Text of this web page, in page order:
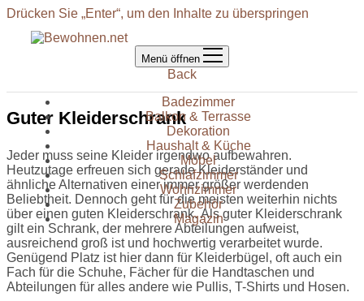
Drücken Sie „Enter“, um den Inhalte zu überspringen
Menü öffnen
Back
Badezimmer
Balkon & Terrasse
Dekoration
Haushalt & Küche
Möbel
Schlafzimmer
Wohnzimmer
Zubehör
Magazin
Guter Kleiderschrank
Jeder muss seine Kleider irgendwo aufbewahren.
Heutzutage erfreuen sich gerade Kleiderständer und
ähnliche Alternativen einer immer größer werdenden
Beliebtheit. Dennoch geht für die meisten weiterhin nichts
über einen guten Kleiderschrank. Als guter Kleiderschrank
gilt ein Schrank, der mehrere Abteilungen aufweist,
ausreichend groß ist und hochwertig verarbeitet wurde.
Genügend Platz ist hier dann für Kleiderbügel, oft auch ein
Fach für die Schuhe, Fächer für die Handtaschen und
Abteilungen für alles andere wie Pullis, T-Shirts und Hosen.